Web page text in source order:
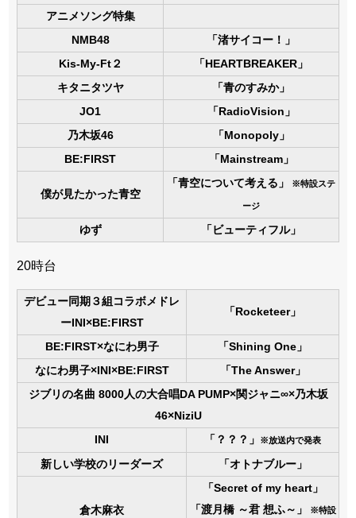
アニメソング特集
NMB48
「渚サイコー！」
Kis-My-Ft２
「HEARTBREAKER」
キタニタツヤ
「青のすみか」
JO1
「RadioVision」
乃木坂46
「Monopoly」
BE:FIRST
「Mainstream」
僕が見たかった青空
「青空について考える」 ※特設ステ
ージ
ゆず 「ビューティフル」
20時台
デビュー同期３組コラボメドレ
ーINI×BE:FIRST
「Rocketeer」
BE:FIRST×なにわ男子
「Shining One」
なにわ男子×INI×BE:FIRST
「The Answer」
ジブリの名曲 8000人の大合唱DA PUMP×関ジャニ∞×乃木坂
46×NiziU
INI
「？？？」 ※放送内で発表
新しい学校のリーダーズ 「オトナブルー」
倉木麻衣
「Secret of my heart」
「渡月橋 ～君 想ふ～」
※特設